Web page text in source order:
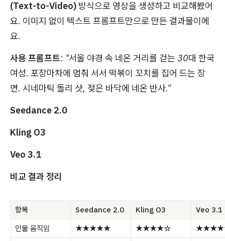
(Text-to-Video) 방식으로 영상을 생성하고 비교해봤어
요. 이미지 없이 텍스트 프롬프트만으로 만든 결과물이에
요.
사용 프롬프트: "서울 야경 속 네온 거리를 걷는 30대 한국
여성. 포장마차에 멈춰 서서 떡볶이 꼬치를 집어 드는 장
면. 시네마틱 돌리 샷, 젖은 바닥에 네온 반사."
Seedance 2.0
Kling O3
Veo 3.1
비교 결과 정리
항목 Seedance 2.0 Kling O3
Veo 3.1
인물 움직임
★★★★★ ★★★★☆